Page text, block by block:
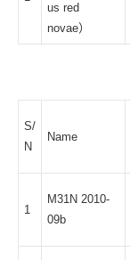
us red
novae）
S/
N
Name
1
M31N 2010-
09b